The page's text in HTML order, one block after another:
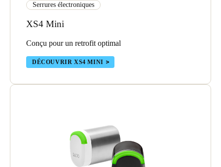
Serrures électroniques
XS4 Mini
Conçu pour un retrofit optimal
DÉCOUVRIR XS4 MINI